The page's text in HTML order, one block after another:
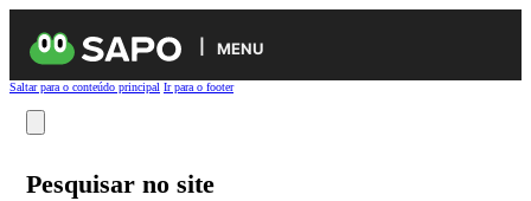
MENU
Saltar para o conteúdo principal Ir para o footer
Pesquisar no site